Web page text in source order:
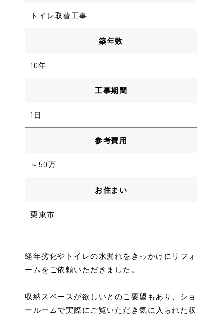
トイレ取替工事
築年数
10年
工事期間
1日
参考費用
～50万
お住まい
栗東市
経年劣化やトイレの水漏れをきっかけにリフォ
ームをご依頼いただきました。
収納スペースが欲しいとのご要望もあり、ショ
ールームで実際にご覧いただき気に入られた収